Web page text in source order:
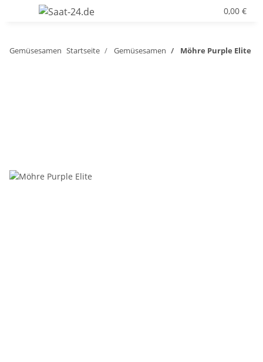
0,00 €
Gemüsesamen Startseite Gemüsesamen Möhre Purple Elite